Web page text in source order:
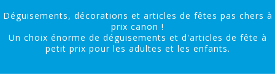
Déguisements, décorations et articles de fêtes pas chers à
prix canon !
Un choix énorme de déguisements et d'articles de fête à
petit prix pour les adultes et les enfants.